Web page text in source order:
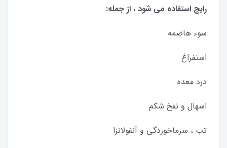
رایج استفاده می شود ، از جمله:
سوء هاضمه
استفراغ
درد معده
اسهال و نفخ شکم
تب ، سرماخوردگی و آنفولانزا